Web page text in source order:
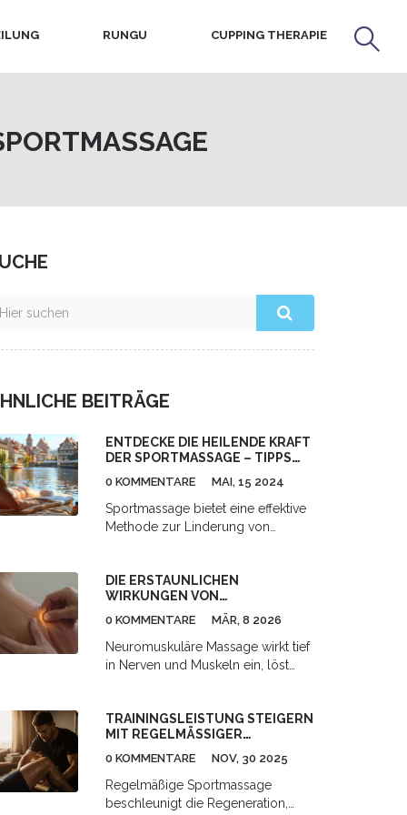
RUNGU CUPPING THERAPIE
BEITRÄGE
ENTDECKE DIE HEILENDE KRAFT
DER SPORTMASSAGE – TIPPS
0 KOMMENTARE MAI, 15 2024
Sportmassage bietet eine effektive
Methode zur Linderung von
intensivem Training. Diese Technik
zielt darauf ab, den Blutfluss zu
verbessern, Schmerzen zu lindern
In diesem Artikel werden die
Grundlagen, Vorteile und
werden hilfreiche Tipps zur
den Alltag gegeben.
DIE ERSTAUNLICHEN
WIRKUNGEN VON
NEUROMUSKULÄRER MASSAGE
AUF IHREN KÖRPER
0 KOMMENTARE MÄR, 8 2026
Neuromuskuläre Massage wirkt tief
in Nerven und Muskeln ein, löst
als herkömmliche Massagen.
Erfahren Sie, wie sie funktioniert, für
wen sie geeignet ist und was sie
TRAININGSLEISTUNG STEIGERN
MIT REGELMÄSSIGER S
0 KOMMENTARE NOV, 30 2025
Regelmäßige Sportmassage
beschleunigt die Regeneration,